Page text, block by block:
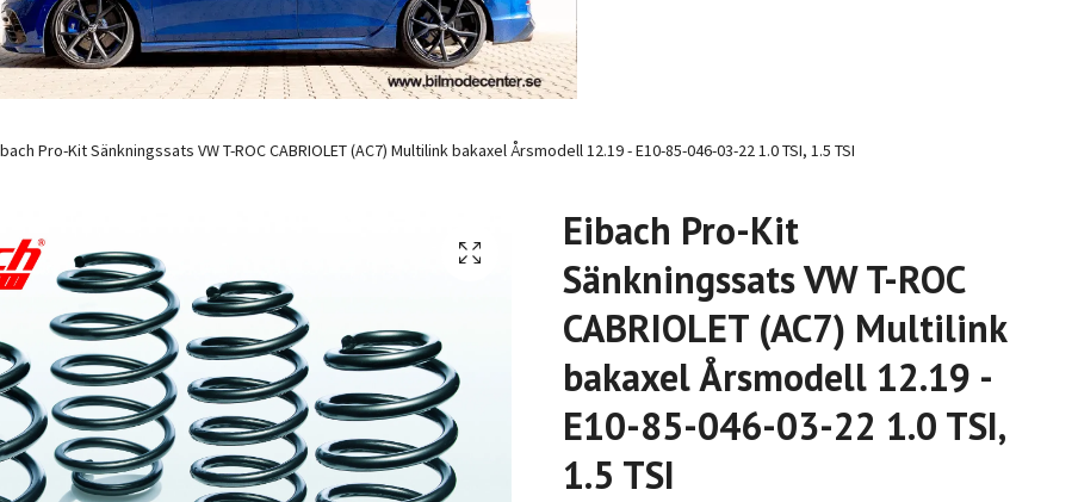
Pro-Kit Sänkningssats VW T-ROC CABRIOLET (AC7) Multilink bakaxel Årsmodell 12.19 - E10-85-046-03-22 1.0 TSI, 1.5 TSI
Eibach Pro-Kit
Sänkningssats VW T-ROC
CABRIOLET (AC7) Multilink
bakaxel Årsmodell 12.19 -
E10-85-046-03-22 1.0 TSI,
1.5 TSI